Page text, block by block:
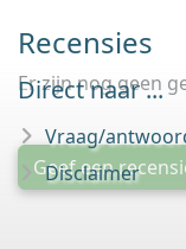
Recensies
Er zijn nog geen
Geef een
Direct naar ...
Vraag/
Disclaimer